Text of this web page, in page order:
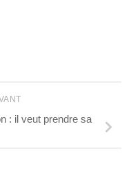
: il veut prendre sa